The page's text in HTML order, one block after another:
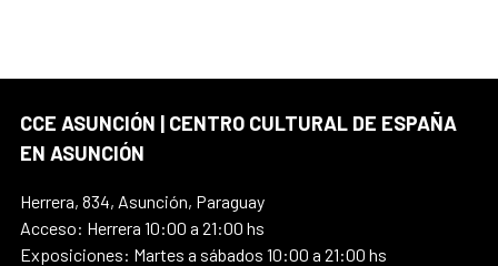
CCE ASUNCIÓN | CENTRO CULTURAL DE ESPAÑA
EN ASUNCIÓN
Herrera, 834, Asunción, Paraguay
Acceso: Herrera 10:00 a 21:00 hs
Exposiciones: Martes a sábados 10:00 a 21:00 hs